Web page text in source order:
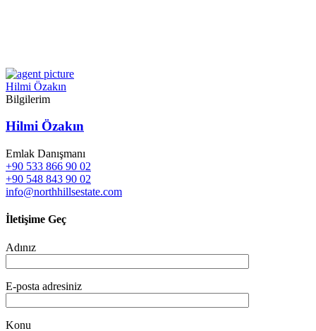
Hilmi Özakın
Bilgilerim
Hilmi Özakın
Emlak Danışmanı
+90 533 866 90 02
+90 548 843 90 02
info@northhillsestate.com
İletişime Geç
Adınız
E-posta adresiniz
Konu